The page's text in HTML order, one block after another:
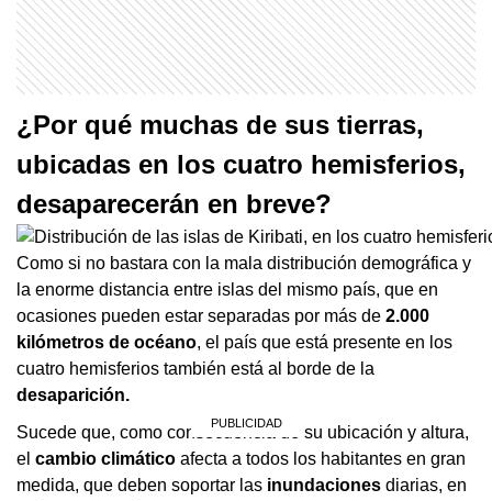
¿Por qué muchas de sus tierras,
ubicadas en los cuatro hemisferios,
desaparecerán en breve?
Como si no bastara con la mala distribución demográfica y
la enorme distancia entre islas del mismo país, que en
ocasiones pueden estar separadas por más de 2.000
kilómetros de océano, el país que está presente en los
cuatro hemisferios también está al borde de la
desaparición.
Sucede que, como consecuencia de su ubicación y altura,
el cambio climático afecta a todos los habitantes en gran
medida, que deben soportar las inundaciones diarias, en